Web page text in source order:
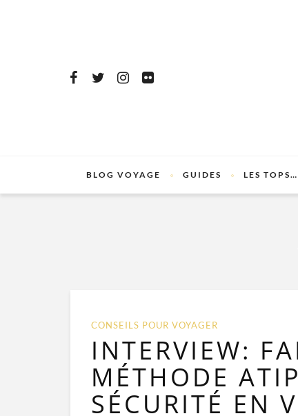
BLOG VOYAGE GUIDES LES TOPS…
CONSEILS POUR VOYAGER
INTERVIEW:
MÉTHODE
SÉCURITÉ EN